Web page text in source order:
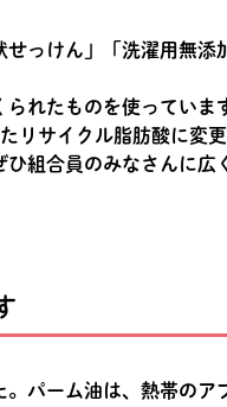
っけん」「洗濯用無添
れたものを使ってい
リサイクル脂肪酸に変
組合員のみなさんに広
パーム油は、熱帯のア